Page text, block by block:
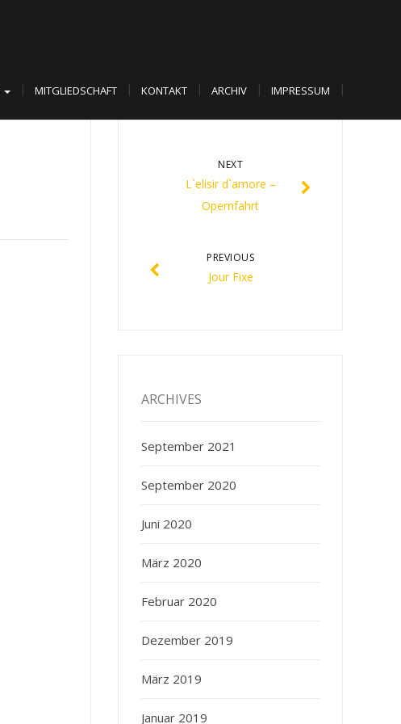
MITGLIEDSCHAFT KONTAKT ARCHIV IMPRESSUM
NEXT
L`elisir d`amore –
Opernfahrt
PREVIOUS
Jour Fixe
ARCHIVES
September 2021
September 2020
Juni 2020
März 2020
Februar 2020
Dezember 2019
März 2019
Januar 2019